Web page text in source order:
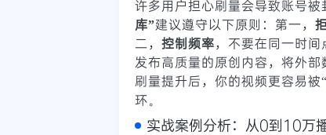
许多用户担心刷量会导致账号被
库”建议遵守以下原则：第一，
二， 控制频率，不要在同一时间
发布高质量的原创内容，将外
刷量提升后，你的视频更容易
环。
实战案例分析：从0到10万